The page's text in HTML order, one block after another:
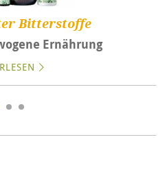
Bitterstoffe
Ernährung